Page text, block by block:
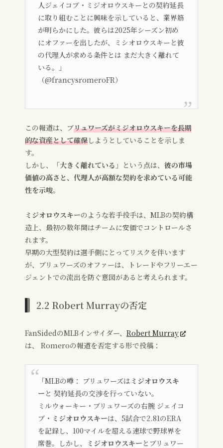
人ジェイコブ・ミジオロウスキーとの契約延長
に取り組むことに興味を示していると、業界筋
が明らかにした。彼らは2025年シーズン初め
にオファーを出したが、ミシオロウスキーと彼
の代理人が求める条件とは まだ大きく離れて
いる。」
（@francysromeroFR）
この報道は、ブリュワーズがミジオロウスキーを長期
的な資産として確保しようとしていることを示しま
す。
しかし、
「大きく離れている」 という点は、 彼の市場
価値の高さと、代理人が高額な契約を求めている可能
性を示唆。
ミジオロウスキーのような若手投手は、MLBの契約構
造上、最初の数年間はチームに安価でコントロールさ
れます。
早期の大型契約は選手側にとってリスクを伴います
が、ブリュワーズのオファーは、トレードやフリーエー
ジェントでの流出を防ぐ意図があると考えられます。
2.2 Robert Murrayの否定
FanSidedのMLBインサイダー、 Robert Murray
は、 Romeroの報道を否定する形で投稿：
「MLBの噂： ブリュワーズは ミジオロウスキ
ー と 契約延長の交渉を行っていない。
ミルウォーキー・ブリュワーズの右腕 ジェイコ
ブ・ ミジオロウスキーは、5試合で2.81のERA
を記録し、100マイルを超える速球で野球界を
席巻。しかし、
ミジオロウスキー とブリュワー